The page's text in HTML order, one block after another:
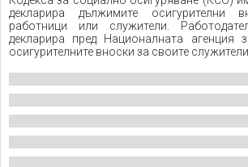
декларира дължимите осигурителни
работници или служители.
декларира пред Националната агенция
осигурителните вноски за своите